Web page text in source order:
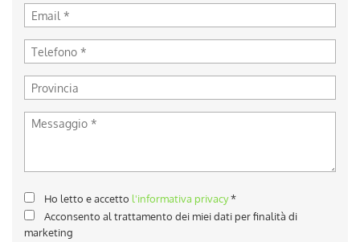
Ho letto e accetto l'informativa privacy*
Acconsento al trattamento dei miei dati per finalità di
marketing